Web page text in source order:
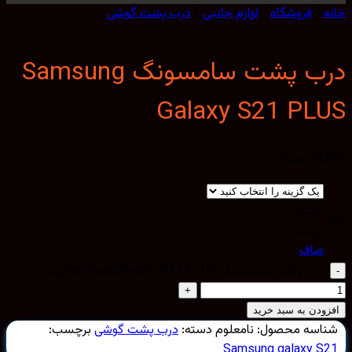
/فروشگاه/لوازم جانبی/درب پشت گوشی
درب پشت سامسونگ Samsung
Galaxy S21
درب پشت سامسونگ Samsung Galaxy S21 PLUS عدد
به سبد خرید
محصول:نامعلومدسته:درب پشت گوشیبرچسب: